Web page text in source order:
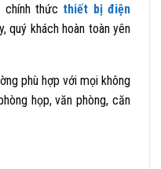
chính thức thiết bị điện
quý khách hoàn toàn yên
phù hợp với mọi không
họp, văn phòng, căn